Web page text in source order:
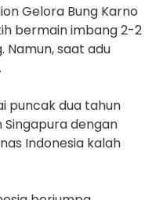
Gelora Bung Karno
bermain imbang 2-2
Namun, saat adu
puncak dua tahun
dengan
Indonesia kalah